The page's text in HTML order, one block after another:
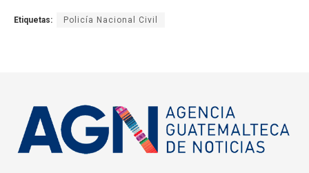
Etiquetas: Policía Nacional Civil